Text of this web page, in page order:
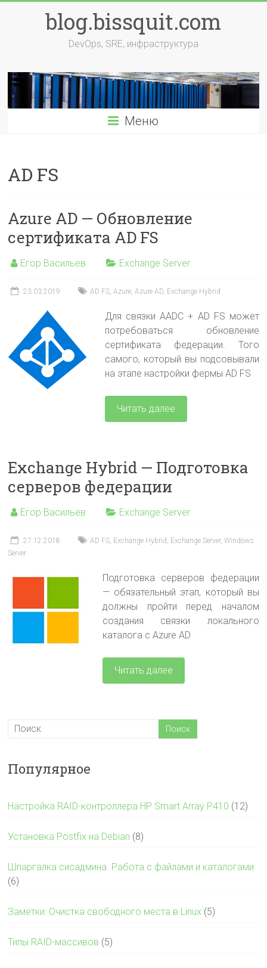
содержимомуblog.bissquit.com
DevOps, SRE, инфраструктура
Меню
AD FS
Azure AD — Обновление
сертификата AD FS
Егор Васильев Exchange Server
23.03.2019 AD FS,Azure,Azure AD, Exchange Hybrid
Для связки AADC + AD FS может
потребоваться обновление
сертификата федерации. Того
самого, который вы подсовывали
на этапе настройки фермы AD FS
Читать далее
Exchange Hybrid — Подготовка
серверов федерации
Егор Васильев Exchange Server
27.12.2018 AD FS, Exchange Hybrid , Exchange Server,Windows
Server
Подготовка серверов федерации
— обязательный этап, который вы
должны пройти перед началом
создания связки локального
каталога с Azure AD
Читать далее
Популярное
Настройка RAID-контроллера HP Smart Array P410 (12)
Установка Postfix на Debian (8)
Шпаргалка сисадмина. Работа с файлами и каталогами
(6)
Заметки: Очистка свободного места в Linux (5)
Типы RAID-массивов (5)